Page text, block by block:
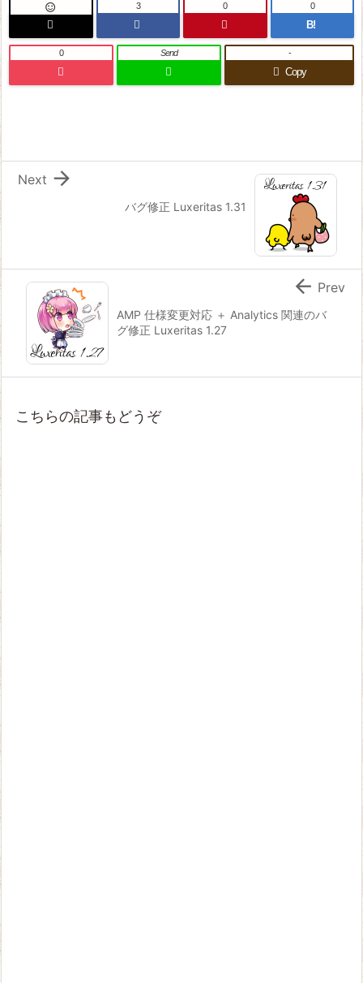
 3 0
B!
0
0 Send
Copy
-
バグ修正 Luxeritas 1.31

Next
AMP 仕様変更対応 ＋ Analytics 関連のバ
グ修正 Luxeritas 1.27
 Prev
こちらの記事もどうぞ